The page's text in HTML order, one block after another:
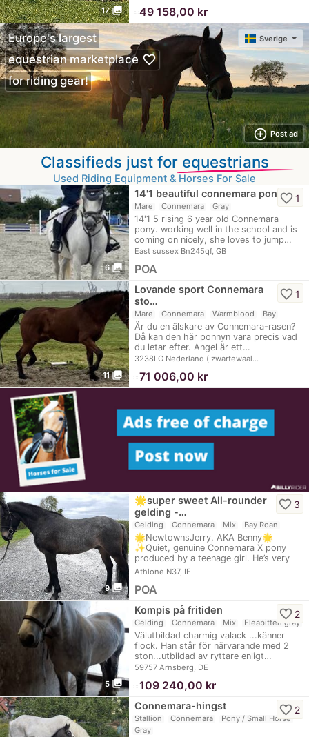
17 photo_library 49 158,00 kr
Sverige
Europe's largest
equestrian marketplace favorite_border
for riding gear!
add_circle_outline Post ad
Classifieds just for equestrians
Used Riding Equipment & Horses For Sale
6 photo_library
14'1 beautiful connemara pony
Mare Connemara Gray
14'1 5 rising 6 year old Connemara
pony. working well in the school and is
coming on nicely, she loves to jump…
East sussex Bn245qf, GB
favorite_border1
POA
11 photo_library
Lovande sport Connemara
sto…
Mare Connemara Warmblood Bay
Är du en älskare av Connemara-rasen?
Då kan den här ponnyn vara precis vad
du letar efter. Angel är ett…
3238LG Nederland ( zwartewaal…
favorite_border1
71 006,00 kr
9 photo_library
🌟super sweet All-rounder
gelding -…
Gelding Connemara Mix Bay Roan
🌟NewtownsJerry, AKA Benny🌟
✨Quiet, genuine Connemara X pony
produced by a teenage girl. He’s very
quiet to…
Athlone N37, IE
favorite_border 3
POA
5 photo_library
Kompis på fritiden
Gelding Connemara Mix Fleabitten gray
Välutbildad charmig valack ...känner
flock. Han står för närvarande med 2
ston...utbildad av ryttare enligt…
59757 Arnsberg, DE
favorite_border 2
109 240,00 kr
Connemara-hingst
Stallion Connemara
Pony / Small Horse
Gray
favorite_border 2